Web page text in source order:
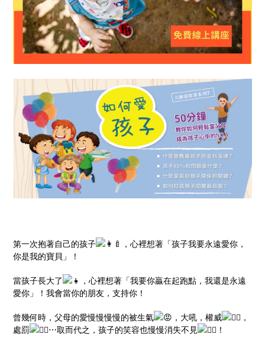
第一次抱著自己的孩子
，心裡想著「孩子我要永遠愛你，
你是我的寶貝」！
當孩子長大了
，心裡想著「我要你贏在起跑點，我還是永遠
愛你」！我會當你的朋友，支持你！
曾幾何時，父母的愛慢慢慢慢的被生氣 ，大吼，權威
，
處罰
⋯取而代之，孩子的笑容也慢慢消失不見 ！